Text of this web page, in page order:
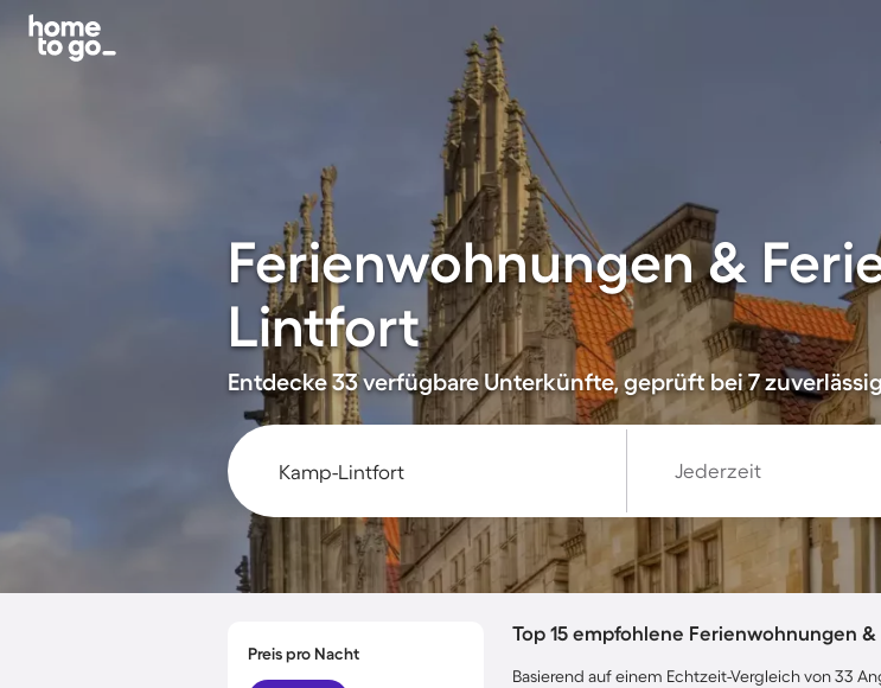
Ferienwohnungen &
Lintfort
Entdecke 33 verfügbare Unterkünfte, geprüft bei 7
Jederzeit
Preis pro Nacht
Top 15 empfohlene Ferienwohnungen
Basierend auf einem Echtzeit-Vergleich von 33